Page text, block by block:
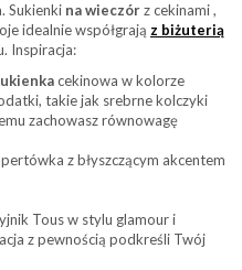
Sukienki na wieczórz cekinami ,
idealnie współgrają z biżuterią
Inspiracja:
cekinowa w kolorze
takie jak srebrne kolczyki
zachowasz równowagę
z błyszczącym akcentem
Tous w stylu glamour i
z pewnością podkreśli Twój